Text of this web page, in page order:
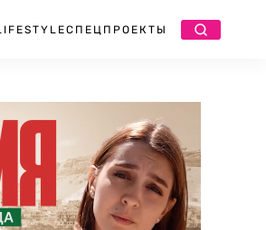
СПЕЦПРОЕКТЫ